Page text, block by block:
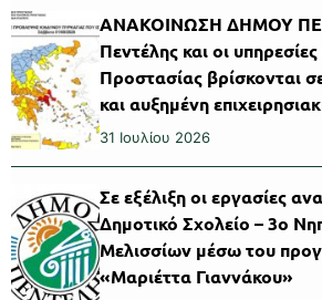
ΑΝΑΚΟΙΝΩΣΗ ΔΗΜΟΥ
Πεντέλης και οι
Προστασίας βρίσκονται
και αυξημένη
31 Ιουλίου 2026
Σε εξέλιξη οι εργασίες
Δημοτικό Σχολείο – 3ο
Μελισσίων μέσω του
«Μαριέττα Γιαννάκου»